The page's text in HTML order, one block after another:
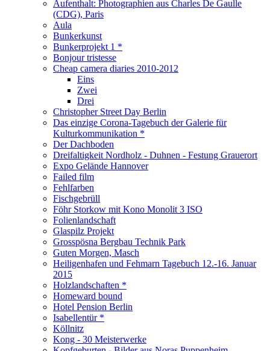
Aufenthalt: Photographien aus Charles De Gaulle
(CDG), Paris
Aula
Bunkerkunst
Bunkerprojekt 1 *
Bonjour tristesse
Cheap camera diaries 2010-2012
Eins
Zwei
Drei
Christopher Street Day Berlin
Das einzige Corona-Tagebuch der Galerie für
Kulturkommunikation *
Der Dachboden
Dreifaltigkeit Nordholz - Duhnen - Festung Grauerort
Expo Gelände Hannover
Failed film
Fehlfarben
Fischgebrüll
Föhr Storkow mit Kono Monolit 3 ISO
Folienlandschaft
Glaspilz Projekt
Grosspösna Bergbau Technik Park
Guten Morgen, Masch
Heiligenhafen und Fehmarn Tagebuch 12.-16. Januar
2015
Holzlandschaften *
Homeward bound
Hotel Pension Berlin
Isabellentür *
Köllnitz
Kong - 30 Meisterwerke